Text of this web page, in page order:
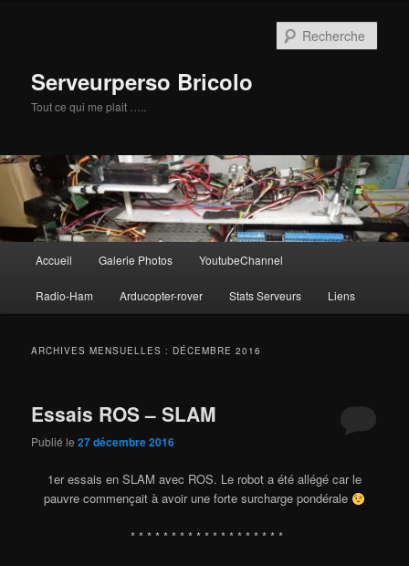
Serveurperso Bricolo
Tout ce qui me plait …..
principal
Accueil Galerie Photos YoutubeChannel
Radio-Ham Arducopter-rover Stats Serveurs Liens
ARCHIVES MENSUELLES : DÉCEMBRE 2016
Essais ROS – SLAM
Publié le27 décembre 2016
1er essais en SLAM avec ROS. Le robot a été allégé car le
pauvre commençait à avoir une forte surcharge pondérale
* * * * * * * * * * * * * * * * * * *